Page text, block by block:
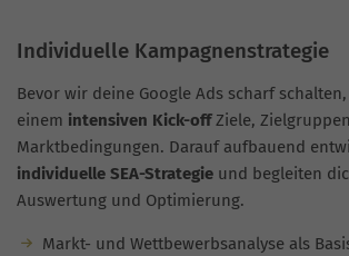
Individuelle Kampagnenstrategie
Bevor wir deine Google Ads scharf
einem intensiven Kick-offZiele,
Marktbedingungen. Darauf aufbauend
individuelle SEA-Strategie und begleiten
Auswertung und Optimierung.
Markt- und Wettbewerbsanalyse als